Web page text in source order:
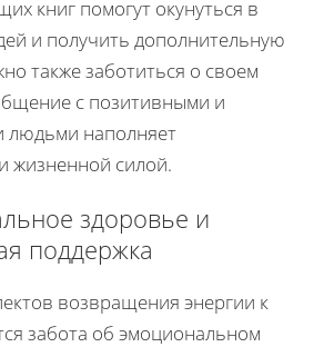
книг помогут окунуться в
и получить дополнительную
также заботиться о своем
с позитивными и
людьми наполняет
жизненной силой.
здоровье и
поддержка
возвращения энергии к
забота об эмоциональном